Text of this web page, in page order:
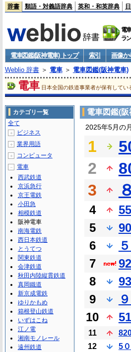
辞書 類語・対義語辞典 英和・和英辞典
電車
ラ
電車図鑑(阪神電車) トップ 索引
画像か
Weblio 辞書＞ 電車＞ 電車図鑑(阪神電車)
電車 日本全国の鉄道事業者が保有してい
電車図鑑(
2025年5月の
1
2
3
4
5
6
7
8
9
10
11
12
5
カテゴリ一覧
全て
＋ ビジネス
＋ 業界用語
＋ コンピュータ
－
電車
西武鉄道
京浜急行
京王電鉄
小田急
相模鉄道
阪神電車
南海電鉄
西日本鉄道
とうてつ
関東鉄道
会津鉄道
秋田内陸縦貫鉄道
真岡鐵道
新京成電鉄
ゆりかもめ
箱根登山鉄道
いずはこね
江ノ電
湘南モノレール
遠州鉄道